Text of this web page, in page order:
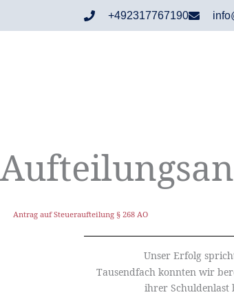
+492317767190
Antrag auf Steueraufteilung § 268 AO
Unser Erfolg
Tausendfach konnten wir
ihrer Schuldenlast